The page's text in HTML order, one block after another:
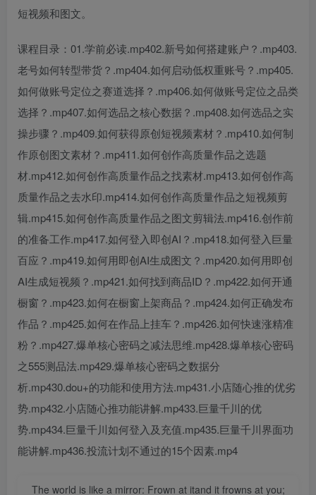
短视频和图文。
课程目录：01.学前必读.mp402.新号如何搭建账户？.mp403.
老号如何转型带货？.mp404.如何启动低权重账号？.mp405.
如何做账号定位之赛道选择？.mp406.如何做账号定位之品类
选择？.mp407.如何选品之核心数据？.mp408.如何选品之实
操步骤？.mp409.如何获得原创短视频素材？.mp410.如何制
作原创图文素材？.mp411.如何创作高质量作品之选题
材.mp412.如何创作高质量作品之找素材.mp413.如何创作高
质量作品之去水印.mp414.如何创作高质量作品之短视频剪
辑.mp415.如何创作高质量作品之图文剪辑法.mp416.创作前
的准备工作.mp417.如何登入即创AI？.mp418.如何登入巨量
百应？.mp419.如何用即创AI生成图文？.mp420.如何用即创
AI生成短视频？.mp421.如何找到商品ID？.mp422.如何开通
橱窗？.mp423.如何在橱窗上架商品？.mp424.如何正确发布
作品？.mp425.如何在作品上挂车？.mp426.如何快速涨精准
粉？.mp427.爆单核心密码之减法思维.mp428.爆单核心密码
之555测品法.mp429.爆单核心密码之数据分
析.mp430.dou+的功能和使用方法.mp431.小店随心推的优劣
势.mp432.小店随心推功能讲解.mp433.巨量千川的优
势.mp434.巨量千川如何登入及充值.mp435.巨量千川界面功
能讲解.mp436.投流计划不通过的15个因素.mp4
The world is like a mirror: Frown at itand it frowns at you;